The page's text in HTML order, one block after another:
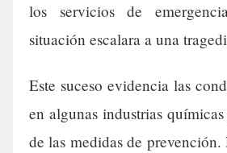
los servicios de
situación escalara a una
Este suceso evidencia las
en algunas industrias
de las medidas de